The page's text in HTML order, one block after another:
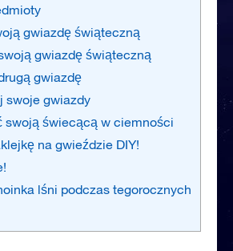
gwiazdę świąteczną
gwiazdę świąteczną
gwiazdę
swoje gwiazdy
swoją świecącą w ciemności
na gwieździe DIY!
lśni podczas tegorocznych